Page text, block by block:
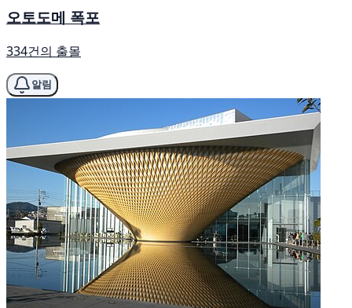
오토도메 폭포
334건의 출몰
알림